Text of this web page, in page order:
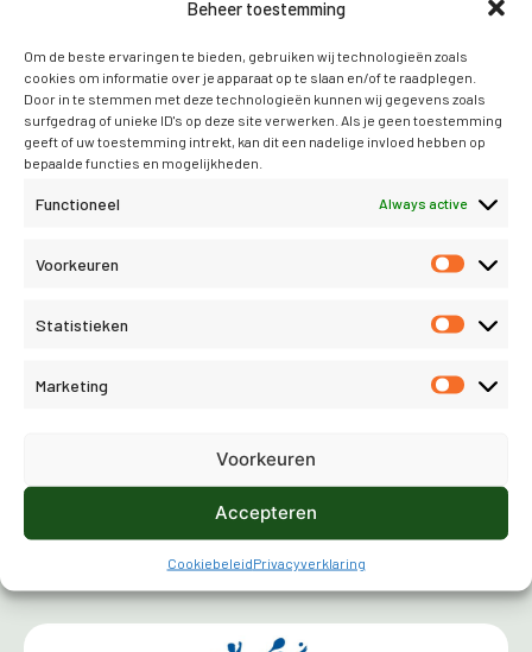
Beheer toestemming
Om de beste ervaringen te bieden, gebruiken wij technologieën zoals
cookies om informatie over je apparaat op te slaan en/of te raadplegen.
Door in te stemmen met deze technologieën kunnen wij gegevens zoals
surfgedrag of unieke ID's op deze site verwerken. Als je geen toestemming
geeft of uw toestemming intrekt, kan dit een nadelige invloed hebben op
bepaalde functies en mogelijkheden.
Functioneel Always active
Voorkeuren
Statistieken
Marketing
Accepteren
Voorkeuren
CookiebeleidPrivacyverklaring